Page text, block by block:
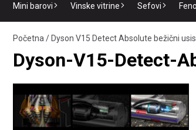
Mini barovi Vinske vitrine Sefovi
Početna /Dyson V15 Detect Absolute bežični
Dyson-V15-Detect-